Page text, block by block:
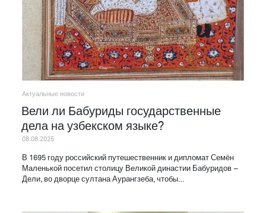
Актуальные новости
Вели ли Бабуриды государственные
дела на узбекском языке?
08.08.2025
В 1695 году российский путешественник и дипломат Семён
Маленькой посетил столицу Великой династии Бабуридов –
Дели, во дворце султана Аурангзеба, чтобы…